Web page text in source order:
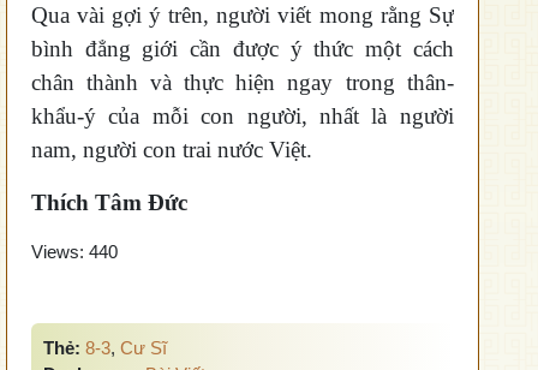
Qua vài gợi ý trên, người viết mong rằng Sự
bình đẳng giới cần được ý thức một cách
chân thành và thực hiện ngay trong thân-
khẩu-ý của mỗi con người, nhất là người
nam, người con trai nước Việt.
Thích Tâm Đức
Views: 440
Thẻ: 8-3, Cư Sĩ